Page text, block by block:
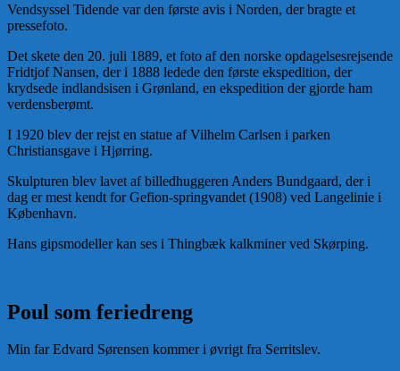
Vendsyssel Tidende var den første avis i Norden, der bragte et
pressefoto.
Det skete den 20. juli 1889, et foto af den norske opdagelsesrejsende
Fridtjof Nansen, der i 1888 ledede den første ekspedition, der
krydsede indlandsisen i Grønland, en ekspedition der gjorde ham
verdensberømt.
I 1920 blev der rejst en statue af Vilhelm Carlsen i parken
Christiansgave i Hjørring.
Skulpturen blev lavet af billedhuggeren Anders Bundgaard, der i
dag er mest kendt for Gefion-springvandet (1908) ved Langelinie i
København.
Hans gipsmodeller kan ses i Thingbæk kalkminer ved Skørping.
Poul som feriedreng
Min far Edvard Sørensen kommer i øvrigt fra Serritslev.